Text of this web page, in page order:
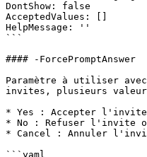
DontShow: false
AcceptedValues: []
HelpMessage: ''
```
#### -ForcePromptAnswer
Paramètre à utiliser
invites, plusieurs
* Yes : Accepter l'invite.
* No : Refuser l'invite
* Cancel : Annuler
```yaml